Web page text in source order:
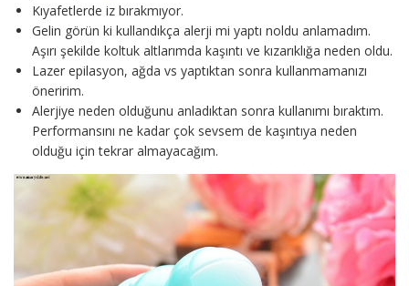
Kıyafetlerde iz bırakmıyor.
Gelin görün ki kullandıkça alerji mi yaptı noldu anlamadım.
Aşırı şekilde koltuk altlarımda kaşıntı ve kızarıklığa neden oldu.
Lazer epilasyon, ağda vs yaptıktan sonra kullanmamanızı
öneririm.
Alerjiye neden olduğunu anladıktan sonra kullanımı bıraktım.
Performansını ne kadar çok sevsem de kaşıntıya neden
olduğu için tekrar almayacağım.